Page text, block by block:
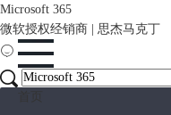
Microsoft 365
微软授权经销商 | 思杰马克丁